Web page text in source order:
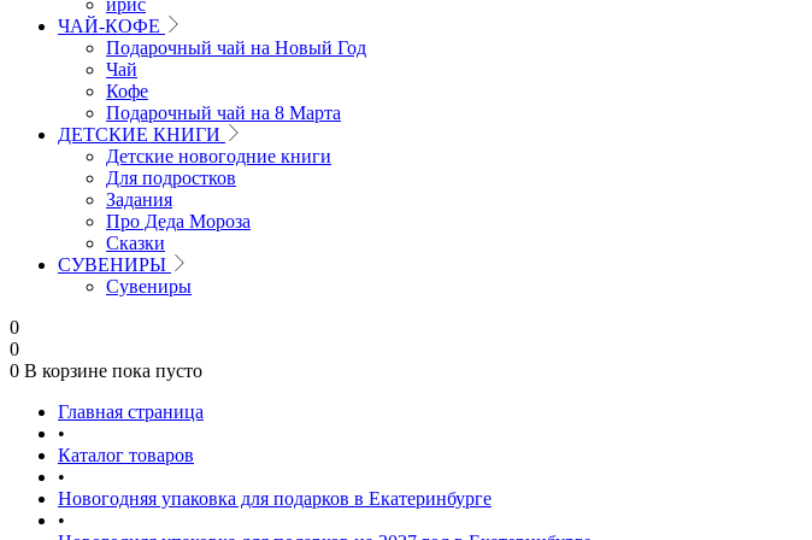
ирис
ЧАЙ-КОФЕ
Подарочный чай на Новый Год
Чай
Кофе
Подарочный чай на 8 Марта
ДЕТСКИЕ КНИГИ
Детские новогодние книги
Для подростков
Задания
Про Деда Мороза
Сказки
СУВЕНИРЫ
Сувениры
0
0
0 В корзине пока пусто
Главная страница
•
Каталог товаров
•
Новогодняя упаковка для подарков в Екатеринбурге
•